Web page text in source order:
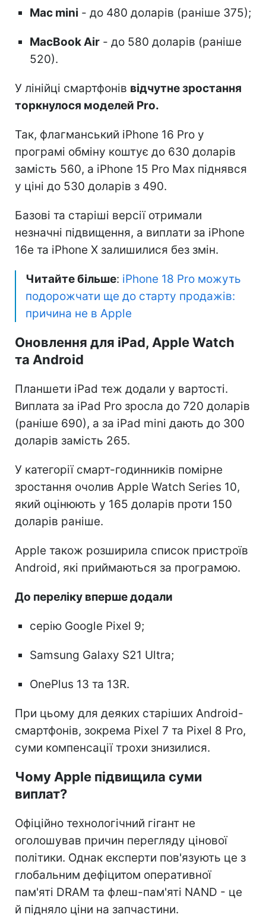
Mac mini - до 480 доларів (раніше 375);
MacBook Air - до 580 доларів (раніше
520).
У лінійці смартфонів відчутне зростання
торкнулося моделей Pro.
Так, флагманський iPhone 16 Pro у
програмі обміну коштує до 630 доларів
замість 560, а iPhone 15 Pro Max піднявся
у ціні до 530 доларів з 490.
Базові та старіші версії отримали
незначні підвищення, а виплати за iPhone
16e та iPhone X залишилися без змін.
Читайте більше: iPhone 18 Pro можуть
подорожчати ще до старту продажів:
причина не в Apple
Оновлення для iPad, Apple Watch
та Android
Планшети iPad теж додали у вартості.
Виплата за iPad Pro зросла до 720 доларів
(раніше 690), а за iPad mini дають до 300
доларів замість 265.
У категорії смарт-годинників помірне
зростання очолив Apple Watch Series 10,
який оцінюють у 165 доларів проти 150
доларів раніше.
Apple також розширила список пристроїв
Android, які приймаються за програмою.
До переліку вперше додали
серію Google Pixel 9;
Samsung Galaxy S21 Ultra;
OnePlus 13 та 13R.
При цьому для деяких старіших Android-
смартфонів, зокрема Pixel 7 та Pixel 8 Pro,
суми компенсації трохи знизилися.
Чому Apple підвищила суми
виплат?
Офіційно технологічний гігант не
оголошував причин перегляду цінової
політики. Однак експерти пов'язують це з
глобальним дефіцитом оперативної
пам'яті DRAM та флеш-пам'яті NAND - це
й підняло ціни на запчастини.